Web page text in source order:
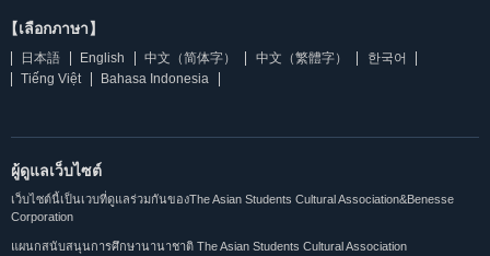
【เลือกภาษา】
日本語 English 中文（简体字） 中文（繁體字）
한국어
Tiếng Việt
Bahasa Indonesia
ผู้ดูแลเว็บไซต์
เว็บไซต์นี้เป็นเวบที่ดูแลร่วมกันของThe Asian Students Cultural Association&Benesse
Corporation
แผนกสนับสนุนการศึกษานานาชาติ The Asian Students Cultural Association